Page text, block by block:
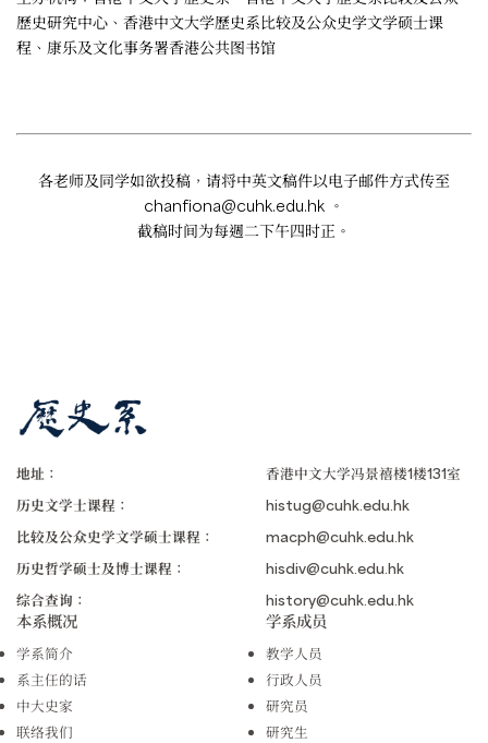
歷史研究中心、香港中文大学歷史系比较及公众史学文学硕士课
程、康乐及文化事务署香港公共图书馆
各老师及同学如欲投稿，请将中英文稿件以电子邮件方式传至
chanfiona@cuhk.edu.hk 。
截稿时间为每週二下午四时正。
地址：
香港中文大学冯景禧楼1楼131室
历史文学士课程：
histug@cuhk.edu.hk
比较及公众史学文学硕士课程：
macph@cuhk.edu.hk
历史哲学硕士及博士课程：
hisdiv@cuhk.edu.hk
综合查询：
history@cuhk.edu.hk
本系概况
学系简介
系主任的话
中大史家
联络我们
学系成员
教学人员
行政人员
研究员
研究生